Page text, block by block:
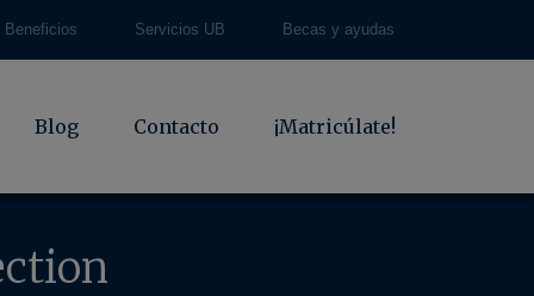
Beneficios Servicios UB Becas y ayudas
Blog Contacto ¡Matricúlate!